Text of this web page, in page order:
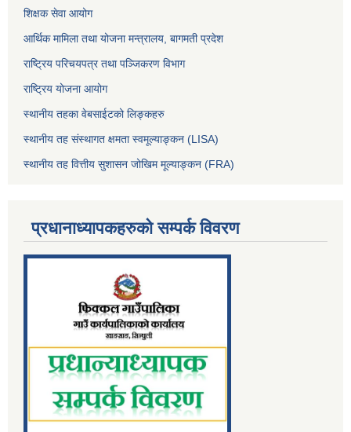
शिक्षक सेवा आयोग
आर्थिक मामिला तथा योजना मन्त्रालय, बागमती प्रदेश
राष्ट्रिय परिचयपत्र तथा पञ्जिकरण विभाग
राष्ट्रिय योजना आयोग
स्थानीय तहका वेबसाईटको लिङ्कहरु
स्थानीय तह संस्थागत क्षमता स्वमूल्याङ्कन (LISA)
स्थानीय तह वित्तीय सुशासन जोखिम मूल्याङ्कन (FRA)
प्रधानाध्यापकहरुको सम्पर्क विवरण